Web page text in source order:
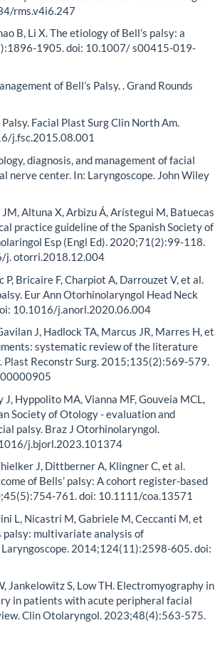
rms.v4i6.247
B, Li X. The etiology of Bell’s palsy: a
1905. doi: 10.1007/ s00415-019-
of Bell’s Palsy. . Grand Rounds
Facial Plast Surg Clin North Am.
j.fsc.2015.08.001
diagnosis, and management of facial
nerve center. In: Laryngoscope. John Wiley
Altuna X, Arbizu Á, Arístegui M, Batuecas
practice guideline of the Spanish Society of
Esp (Engl Ed). 2020;71(2):99-118.
j. otorri.2018.12.004
P, Bricaire F, Charpiot A, Darrouzet V, et al.
Eur Ann Otorhinolaryngol Head Neck
10.1016/j.anorl.2020.06.004
J, Hadlock TA, Marcus JR, Marres H, et
systematic review of the literature
Plast Reconstr Surg. 2015;135(2):569-579.
J, Hyppolito MA, Vianna MF, Gouveia MCL,
Society of Otology - evaluation and
palsy. Braz J Otorhinolaryngol.
j.bjorl.2023.101374
J, Dittberner A, Klingner C, et al.
of Bells’ palsy: A cohort register-based
761. doi: 10.1111/coa.13571
L, Nicastri M, Gabriele M, Ceccanti M, et
palsy: multivariate analysis of
2014;124(11):2598-605. doi:
Jankelowitz S, Low TH. Electromyography in
in patients with acute peripheral facial
Clin Otolaryngol. 2023;48(4):563-575.